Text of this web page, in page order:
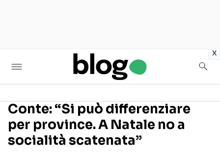
x
Seguici sui social
Conte: “Si può differenziare
per province. A Natale no a
socialità scatenata”